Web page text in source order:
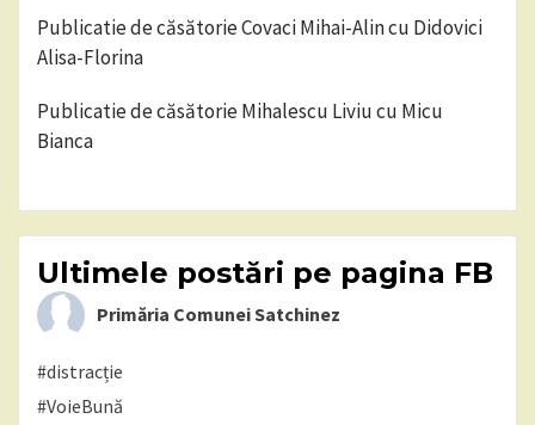
Publicatie de căsătorie Covaci Mihai-Alin cu Didovici
Alisa-Florina
Publicatie de căsătorie Mihalescu Liviu cu Micu
Bianca
Ultimele postări pe pagina FB
Primăria Comunei Satchinez
#distracție
#VoieBună